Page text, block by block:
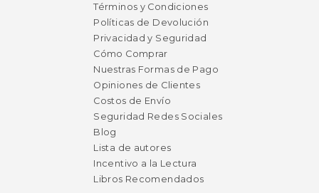
Términos y Condiciones
Políticas de Devolución
Privacidad y Seguridad
Cómo Comprar
Nuestras Formas de Pago
Opiniones de Clientes
Costos de Envío
Seguridad Redes Sociales
Blog
Lista de autores
Incentivo a la Lectura
Libros Recomendados